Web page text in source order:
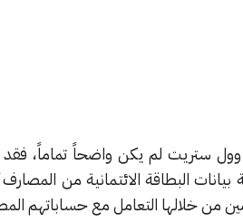
بيانات البطاقة الائتمانية من
من خلالها التعامل مع حساباتهم